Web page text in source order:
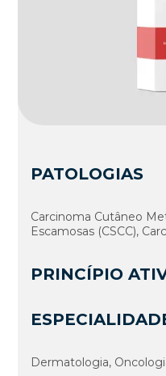
PATOLOGIAS
Carcinoma Cutâneo
Escamosas (CSCC),
PRINCÍPIO
Dermatologia,